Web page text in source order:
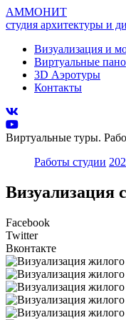
АММОНИТ
студия архитектуры и
Визуализация и
Виртуальные
3D Аэротуры
Контакты
Виртуальные туры.
Работы студии
Визуализация
Facebook
Twitter
Вконтакте